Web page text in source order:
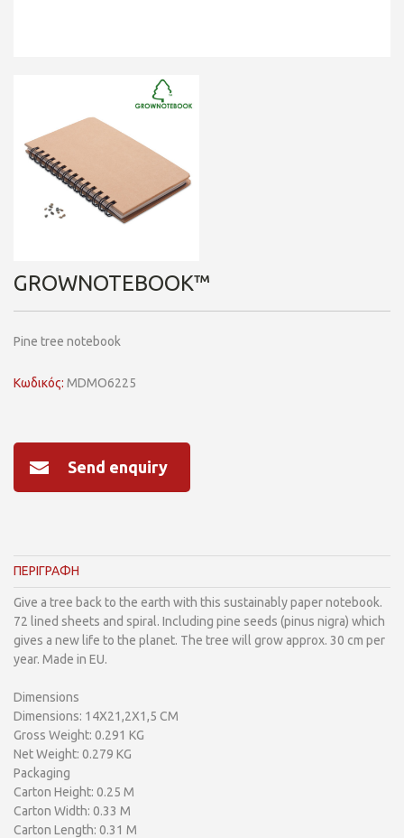
GROWNOTEBOOK™
Pine tree notebook
Κωδικός: MDMO6225
Send enquiry
ΠΕΡΙΓΡΑΦΗ
Give a tree back to the earth with this sustainably paper notebook.
72 lined sheets and spiral. Including pine seeds (pinus nigra) which
gives a new life to the planet. The tree will grow approx. 30 cm per
year. Made in EU.
Dimensions
Dimensions: 14X21,2X1,5 CM
Gross Weight: 0.291 KG
Net Weight: 0.279 KG
Packaging
Carton Height: 0.25 M
Carton Width: 0.33 M
Carton Length: 0.31 M